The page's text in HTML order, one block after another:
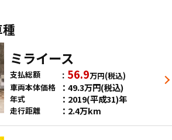
ミライース
支払総額 56.9万円(税込)
車両本体価格
49.3万円(税込)
年式 2019(平成31)年
走行距離 2.4万km